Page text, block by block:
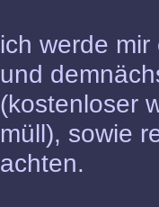
ich werde
und
(kostenloser
müll), sowie
achten.